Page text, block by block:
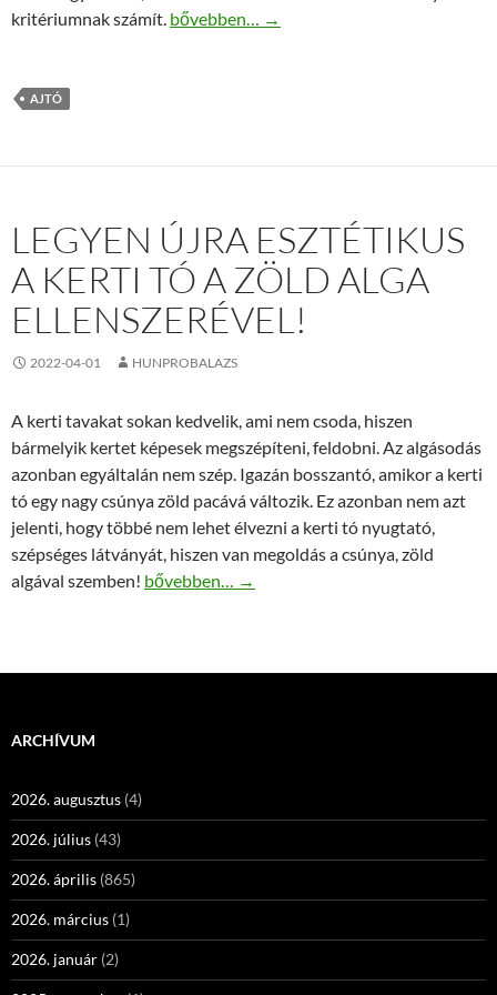
kritériumnak számít. Milyen beltéri ajtókból lehet választani?
bővebben… →
AJTÓ
LEGYEN ÚJRA ESZTÉTIKUS
A KERTI TÓ A ZÖLD ALGA
ELLENSZERÉVEL!
2022-04-01 HUNPROBALAZS
A kerti tavakat sokan kedvelik, ami nem csoda, hiszen
bármelyik kertet képesek megszépíteni, feldobni. Az algásodás
azonban egyáltalán nem szép. Igazán bosszantó, amikor a kerti
tó egy nagy csúnya zöld pacává változik. Ez azonban nem azt
jelenti, hogy többé nem lehet élvezni a kerti tó nyugtató,
szépséges látványát, hiszen van megoldás a csúnya, zöld
algával szemben! Legyen újra esztétikus a kerti tó a zöld alga
bővebben… →
ARCHÍVUM
2026. augusztus (4)
2026. július (43)
2026. április (865)
2026. március (1)
2026. január (2)